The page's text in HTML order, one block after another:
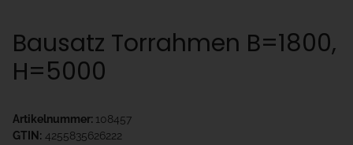
Bausatz Torrahmen B=1800,
H=5000
Artikelnummer: 108457
GTIN: 4255835626222